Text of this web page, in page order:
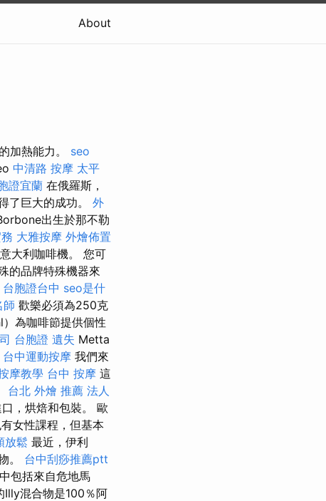
About
加熱能力。 seo
中清路 按摩 太平
證宜蘭 在俄羅斯，
了巨大的成功。 外
出生於那不勒
大雅按摩 外燴佈置
大利咖啡機。 您可
的品牌特殊機器來
台胞證台中 seo是什
師 歡樂必須為250克
）為咖啡節提供個性
台胞證 遺失 Metta
台中運動按摩 我們來
摩教學 台中 按摩 這
台北 外燴 推薦 法人
，烘焙和包裝。 歐
女性課程，但基本
放鬆 最近，伊利
。 台中刮痧推薦ptt
包括來自危地馬
Illy混合物是100％阿